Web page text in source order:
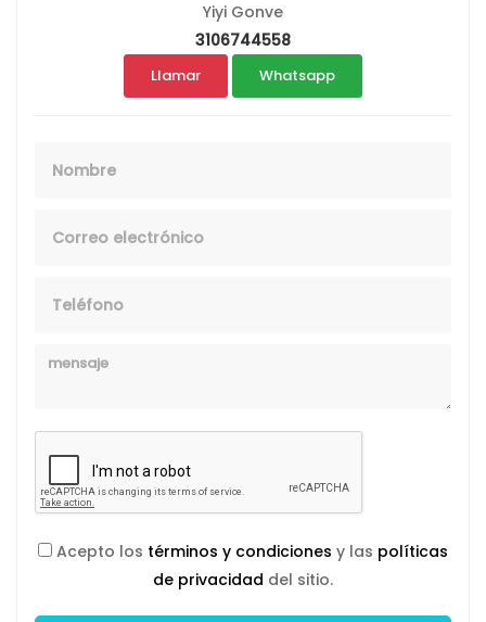
Yiyi Gonve
3106744558
Llamar Whatsapp
Acepto los términos y condiciones y las políticas
de privacidad del sitio.